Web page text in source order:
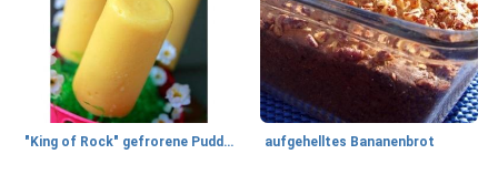
"King of Rock" gefrorene Pudding Pops aufgehelltes Bananenbrot